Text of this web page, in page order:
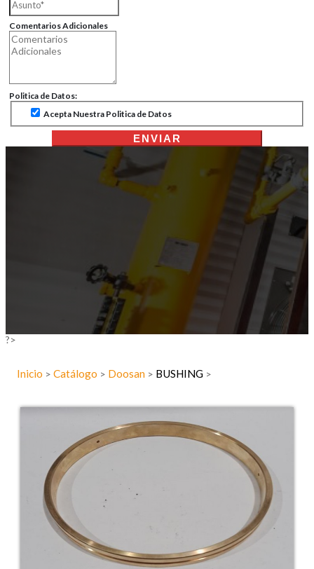
Comentarios Adicionales
Politica de Datos:
Acepta Nuestra Politica de Datos
ENVIAR
?>
Inicio > Catálogo > Doosan > BUSHING >